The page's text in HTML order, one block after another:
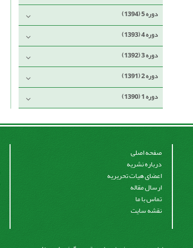
دوره 5 (1394)
دوره 4 (1393)
دوره 3 (1392)
دوره 2 (1391)
دوره 1 (1390)
صفحه اصلی
درباره نشریه
اعضای هیات تحریریه
ارسال مقاله
تماس با ما
نقشه سایت